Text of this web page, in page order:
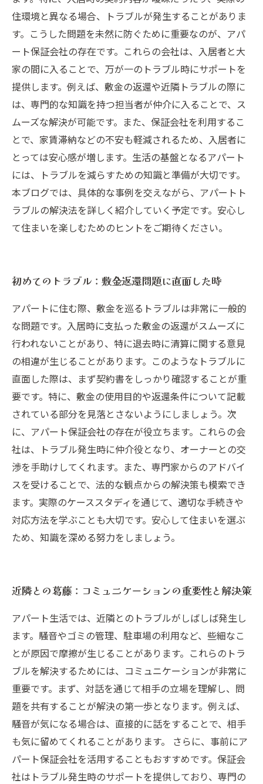
えて
住環境と異なる場合、トラブルが発生することがありま
す。こうした問題を未然に防ぐために重要なのが、アパ
ート保証会社の存在です。これらの会社は、入居者と大
家の間に入ることで、万が一のトラブル時にサポートを
提供します。例えば、敷金の返還や近隣トラブルの際に
は、専門的な知識を持つ担当者が仲介に入ることで、ス
ムーズな解決が可能です。また、保証会社を利用するこ
とで、家賃滞納などの不安も軽減されるため、入居者に
とっては安心感が増します。生活の基盤となるアパート
には、トラブルを減らすための知識と準備が大切です。
本ブログでは、具体的な事例を交えながら、アパートト
ラブルの解決法を詳しく紹介していく予定です。安心し
て住まいを楽しむためのヒントをご期待ください。
初めてのトラブル：敷金返還問題に直面した時
アパートに住む際、敷金を巡るトラブルは非常に一般的
な問題です。入居時に支払った敷金の返還がスムーズに
行われないことがあり、特に退去時に清算に関する意見
の相違が生じることがあります。このようなトラブルに
直面した際は、まず契約書をしっかり確認することが重
要です。特に、敷金の使用目的や返還条件について記載
されている部分を見落とさないようにしましょう。次
に、アパート保証会社の存在が役立ちます。これらの会
社は、トラブル発生時に仲介役となり、オーナーとの交
渉を手助けしてくれます。また、専門家からのアドバイ
スを受けることで、法的な観点からの解決策も模索でき
ます。実際のケーススタディを通じて、適切な手続きや
対応方法を学ぶことも大切です。安心して住まいを選ぶ
ため、知識を深める努力をしましょう。
近隣との葛藤：コミュニケーションの重要性と解決策
アパート生活では、近隣とのトラブルがしばしば発生し
ます。騒音やゴミの管理、駐車場の利用など、些細なこ
とが原因で摩擦が生じることがあります。これらのトラ
ブルを解決するためには、コミュニケーションが非常に
重要です。まず、対話を通じて相手の立場を理解し、問
題を共有することが解決の第一歩となります。例えば、
騒音が気になる場合は、直接的に話をすることで、相手
も気に留めてくれることがあります。 さらに、事前にア
パート保証会社を活用することもおすすめです。保証会
社はトラブル発生時のサポートを提供しており、専門の